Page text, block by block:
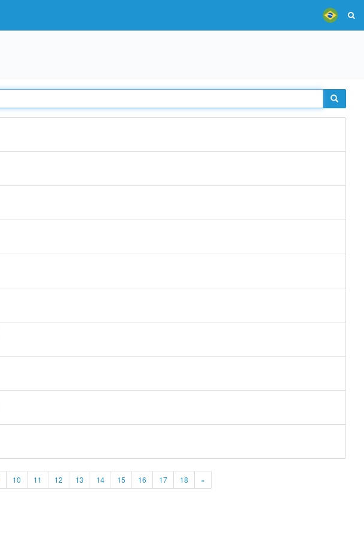
10 11 12 13 14 15 16 17 18 »